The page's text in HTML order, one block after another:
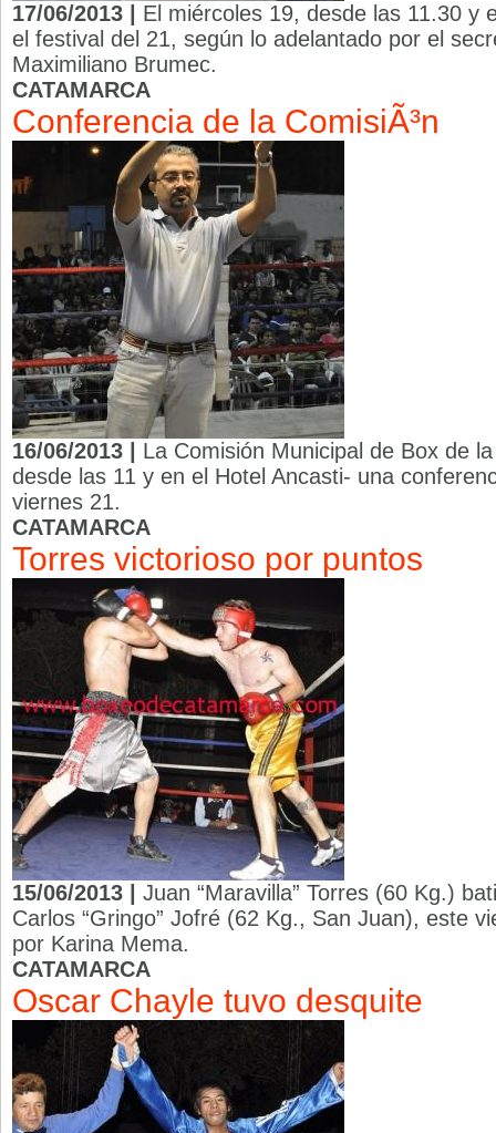
17/06/2013 | El miércoles 19, desde las 11.30 y
el festival del 21, según lo adelantado por el
Maximiliano Brumec.
CATAMARCA
Conferencia de la ComisiÃ³n
16/06/2013 | La Comisión Municipal de Box de
desde las 11 y en el Hotel Ancasti- una
viernes 21.
CATAMARCA
Torres victorioso por puntos
15/06/2013 | Juan “Maravilla” Torres (60 Kg.)
Carlos “Gringo” Jofré (62 Kg., San Juan), este
por Karina Mema.
CATAMARCA
Oscar Chayle tuvo desquite